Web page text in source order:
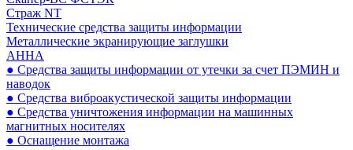
Страж NT
Технические средства защиты информации
Металлические экранирующие заглушки
АННА
● Средства защиты информации от утечки за счет ПЭМИН и
наводок
● Средства виброакустической защиты информации
● Средства уничтожения информации на машинных
магнитных носителях
● Оснащение монтажа